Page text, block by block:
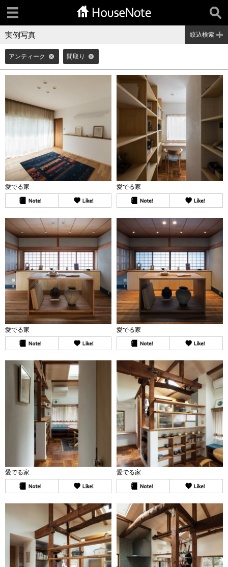
実例写真 絞込検索
アンティーク 間取り
愛でる家 愛でる家
愛でる家 愛でる家
愛でる家 愛でる家